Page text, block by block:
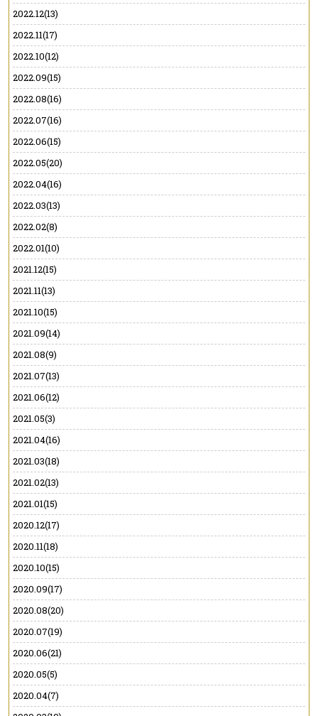
2022.12(13)
2022.11(17)
2022.10(12)
2022.09(15)
2022.08(16)
2022.07(16)
2022.06(15)
2022.05(20)
2022.04(16)
2022.03(13)
2022.02(8)
2022.01(10)
2021.12(15)
2021.11(13)
2021.10(15)
2021.09(14)
2021.08(9)
2021.07(13)
2021.06(12)
2021.05(3)
2021.04(16)
2021.03(18)
2021.02(13)
2021.01(15)
2020.12(17)
2020.11(18)
2020.10(15)
2020.09(17)
2020.08(20)
2020.07(19)
2020.06(21)
2020.05(5)
2020.04(7)